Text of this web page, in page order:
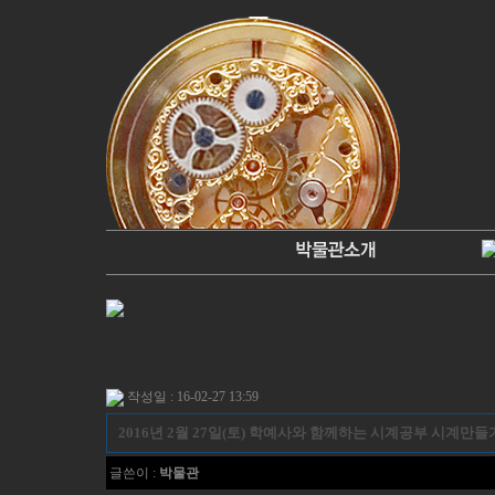
작성일 : 16-02-27 13:59
2016년 2월 27일(토) 학예사와 함께하는 시계공부 시계만들
글쓴이 : 박물관